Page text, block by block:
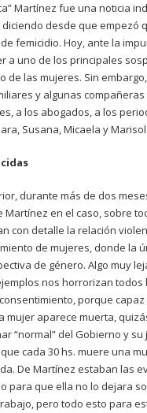
Martínez fue una noticia
desde que empezó
femicidio. Hoy, ante la
a uno de los principales
de las mujeres. Sin
y algunas
a los abogados, a los
Susana, Micaela y Marisol.
durante más de dos
en el caso, sobre
con detalle la relación
de mujeres, donde la
de género. Algo muy
nos horrorizan
porque
mujer aparece muerta,
“normal” del Gobierno y
cada 30 hs. muere una
De Martínez estaban las
para que ella no lo dejara
pero todo esto para